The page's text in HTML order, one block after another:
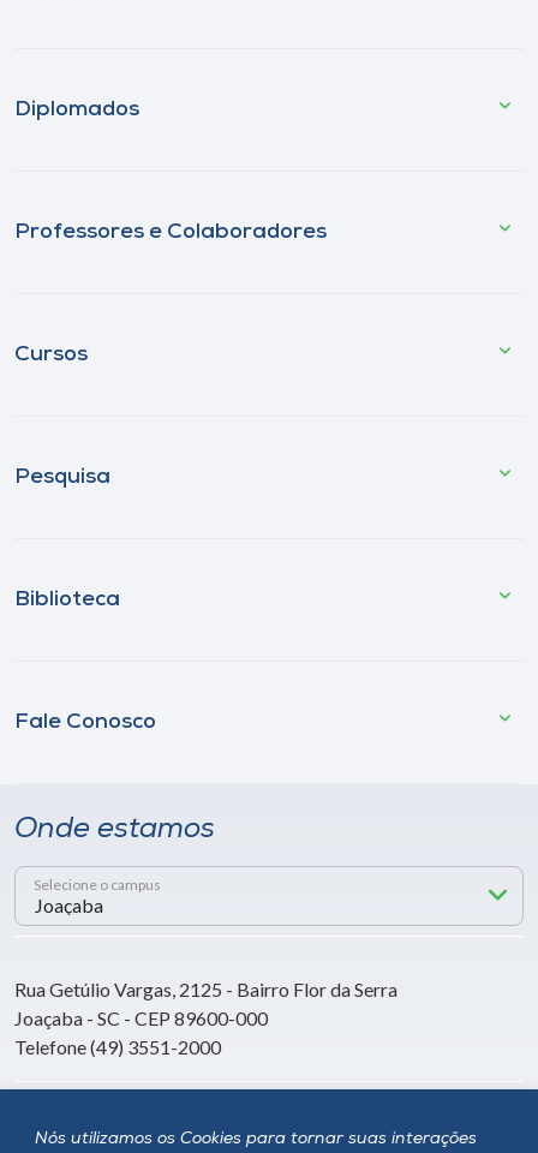
Nós utilizamos os Cookies para tornar suas interações
Diplomados
Professores e Colaboradores
Cursos
Pesquisa
Biblioteca
Fale Conosco
Onde estamos
Selecione o campus
Rua Getúlio Vargas, 2125 - Bairro Flor da Serra
Joaçaba - SC - CEP 89600-000
Telefone (49) 3551-2000
Siga a Unoesc